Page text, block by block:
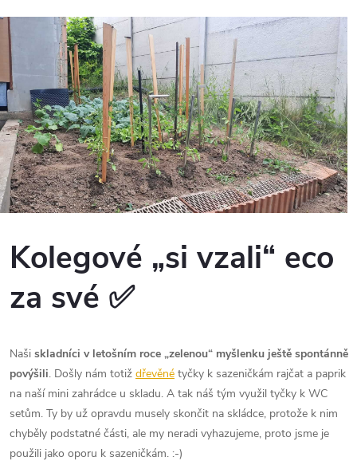
Kolegové „si vzali“ eco
za své ✅
Naši skladníci v letošním roce „zelenou“ myšlenku ještě spontánně
povýšili. Došly nám totiž dřevěné tyčky k sazeničkám rajčat a paprik
na naší mini zahrádce u skladu. A tak náš tým využil tyčky k WC
setům. Ty by už opravdu musely skončit na skládce, protože k nim
chyběly podstatné části, ale my neradi vyhazujeme, proto jsme je
použili jako oporu k sazeničkám. :-)